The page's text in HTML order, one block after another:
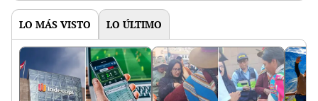
LO MÁS VISTO LO ÚLTIMO